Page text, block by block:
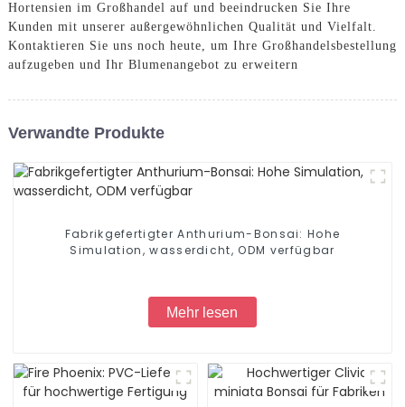
Hortensien im Großhandel auf und beeindrucken Sie Ihre
Kunden mit unserer außergewöhnlichen Qualität und Vielfalt.
Kontaktieren Sie uns noch heute, um Ihre Großhandelsbestellung
aufzugeben und Ihr Blumenangebot zu erweitern
Verwandte Produkte
Fabrikgefertigter Anthurium-Bonsai: Hohe
Simulation, wasserdicht, ODM verfügbar
Mehr lesen